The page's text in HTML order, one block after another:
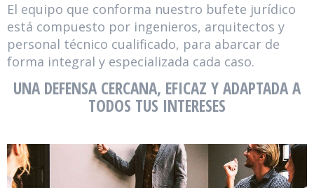
El equipo que conforma nuestro bufete jurídico
está compuesto por ingenieros, arquitectos y
personal técnico cualificado, para abarcar de
forma integral y especializada cada caso.
UNA DEFENSA CERCANA, EFICAZ Y ADAPTADA A
TODOS TUS INTERESES